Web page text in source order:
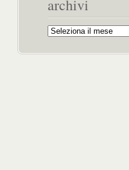
archivi
Archivi